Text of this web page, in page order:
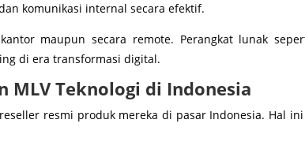
komunikasi internal secara efektif.
maupun secara remote. Perangkat lunak
di era transformasi digital.
MLV Teknologi di Indonesia
resmi produk mereka di pasar Indonesia. Hal